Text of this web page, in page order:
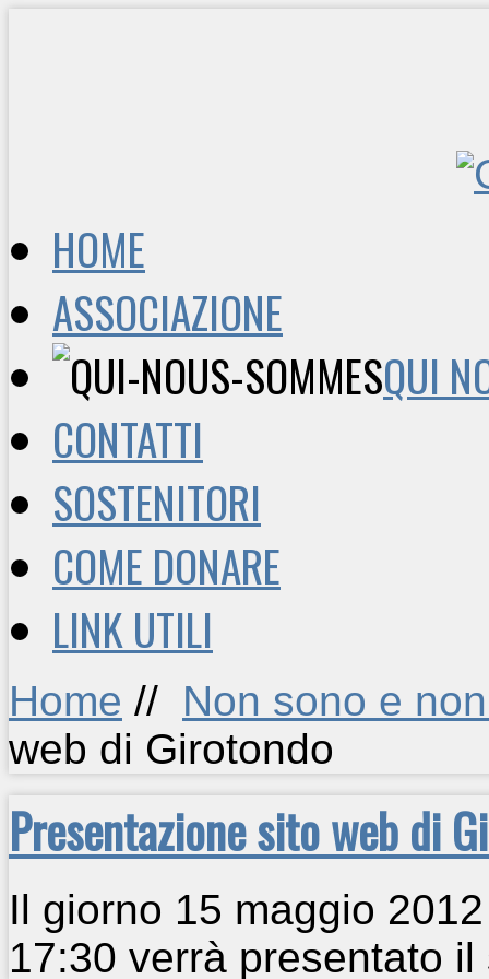
HOME
ASSOCIAZIONE
QUI
CONTATTI
SOSTENITORI
COME DONARE
LINK UTILI
Home // Non sono e
web di Girotondo
Presentazione sito web di
Il giorno 15 maggio
17:30 verrà presentato